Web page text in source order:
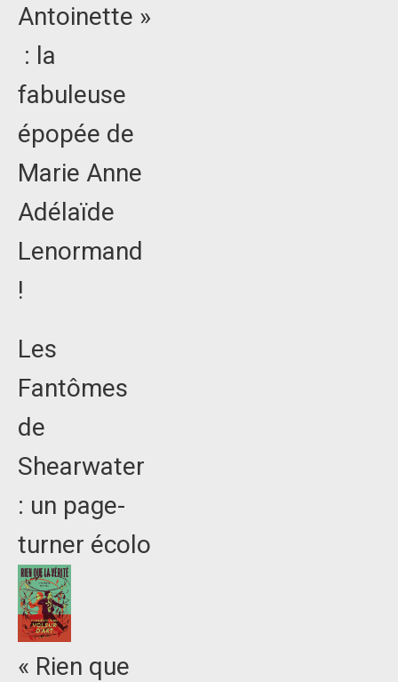
Antoinette »
: la
fabuleuse
épopée de
Marie Anne
Adélaïde
Lenormand
!
Les
Fantômes
de
Shearwater
: un page-
turner écolo
« Rien que